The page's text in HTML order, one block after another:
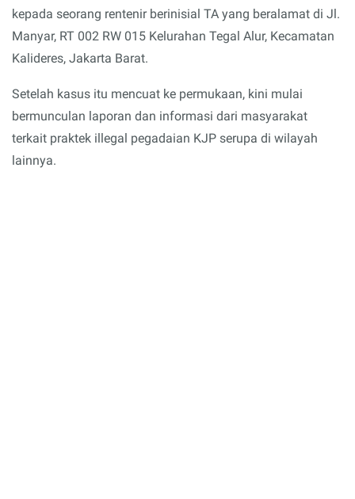
kepada seorang rentenir berinisial TA yang beralamat di Jl.
Manyar, RT 002 RW 015 Kelurahan Tegal Alur, Kecamatan
Kalideres, Jakarta Barat.
Setelah kasus itu mencuat ke permukaan, kini mulai
bermunculan laporan dan informasi dari masyarakat
terkait praktek illegal pegadaian KJP serupa di wilayah
lainnya.